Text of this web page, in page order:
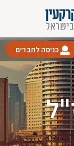
כניסה לחברים